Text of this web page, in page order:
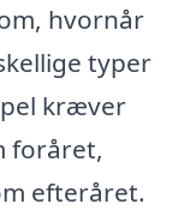
hvornår
typer
kræver
foråret,
efteråret.